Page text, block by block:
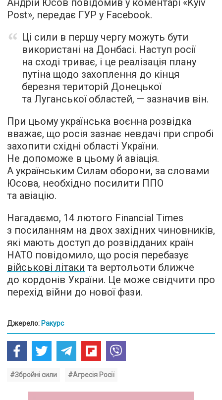
Post», передає ГУР у Facebook.
Ці сили в першу чергу можуть бути
використані на Донбасі. Наступ росії
на сході триває, і це реалізація плану
путіна щодо захоплення до кінця
березня територій Донецької
та Луганської областей, — зазначив він.
При цьому українська воєнна розвідка
вважає, що росія зазнає невдачі при спробі
захопити східні області України.
Не допоможе в цьому й авіація.
А українським Силам оборони, за словами
Юсова, необхідно посилити ППО
та авіацію.
Нагадаємо, 14 лютого Financial Times
з посиланням на двох західних чиновників,
які мають доступ до розвідданих країн
НАТО повідомило, що росія перебазує
військові літаки та вертольоти ближче
до кордонів України. Це може свідчити про
перехід війни до нової фази.
Джерело: Ракурс
#Збройні сили #Агресія Росії